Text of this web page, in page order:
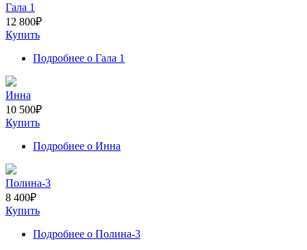
Гала 1
12 800₽
Купить
Подробнее о Гала 1
Инна
10 500₽
Купить
Подробнее о Инна
Полина-3
8 400₽
Купить
Подробнее о Полина-3